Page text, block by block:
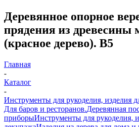
Деревянное опорное
прядения из древесины
(красное дерево). B5
Главная
-
Каталог
-
Инструменты для рукоделия, изделия
Для баров и ресторанов.Деревянная
приборыИнструменты для рукоделия,